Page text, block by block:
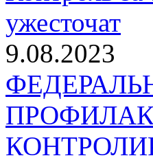
ужесточат
9.08.2023